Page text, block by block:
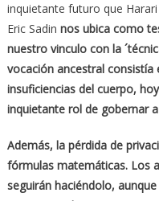
inquietante futuro que
Eric Sadin nos ubica como
nuestro vinculo con la
vocación ancestral
insuficiencias del cuerpo,
inquietante rol de gobernar
Además, la pérdida de
fórmulas matemáticas. Los
seguirán haciéndolo,